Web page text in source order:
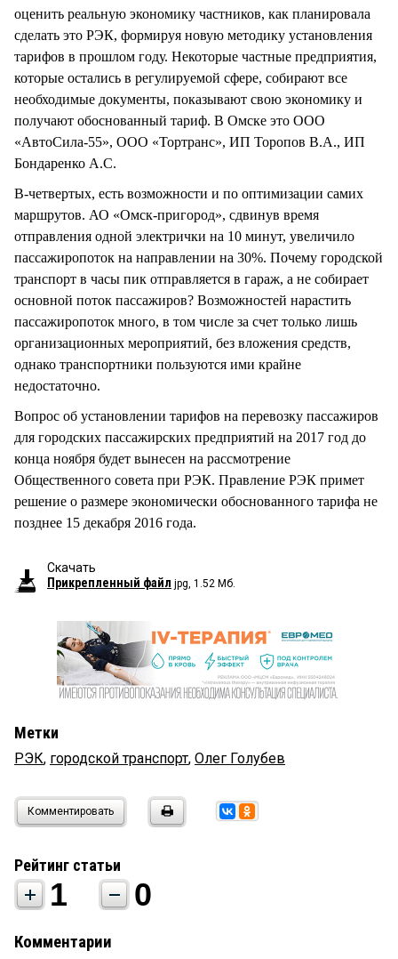
оценить реальную экономику частников, как планировала
сделать это РЭК, формируя новую методику установления
тарифов в прошлом году. Некоторые частные предприятия,
которые остались в регулируемой сфере, собирают все
необходимые документы, показывают свою экономику и
получают обоснованный тариф. В Омске это ООО
«АвтоСила-55», ООО «Тортранс», ИП Торопов В.А., ИП
Бондаренко А.С.
В-четвертых, есть возможности и по оптимизации самих
маршрутов. АО «Омск-пригород», сдвинув время
отправления одной электрички на 10 минут, увеличило
пассажиропоток на направлении на 30%. Почему городской
транспорт в часы пик отправляется в гараж, а не собирает
основной поток пассажиров? Возможностей нарастить
пассажиропоток много, в том числе за счет только лишь
организационных мероприятий, без вложения средств,
однако транспортники пользуются ими крайне
недостаточно.
Вопрос об установлении тарифов на перевозку пассажиров
для городских пассажирских предприятий на 2017 год до
конца ноября будет вынесен на рассмотрение
Общественного совета при РЭК. Правление РЭК примет
решение о размере экономически обоснованного тарифа не
позднее 15 декабря 2016 года.
Скачать
Прикрепленный файл jpg, 1.52 Мб.
Метки
РЭК, городской транспорт, Олег Голубев
Комментировать
Рейтинг статьи
1 0
Комментарии